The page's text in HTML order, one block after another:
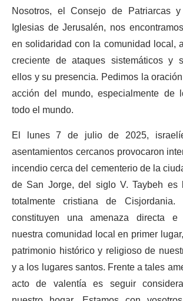
Nosotros, el Consejo de Patriarcas
Iglesias de Jerusalén, nos
en solidaridad con la comunidad local,
creciente de ataques sistemáticos y
ellos y su presencia. Pedimos la
acción del mundo, especialmente de
todo el mundo.
El lunes 7 de julio de 2025,
asentamientos cercanos provocaron
incendio cerca del cementerio de la
de San Jorge, del siglo V. Taybeh
totalmente cristiana de Cisjordania.
constituyen una amenaza directa
nuestra comunidad local en primer
patrimonio histórico y religioso de
y a los lugares santos. Frente a tales
acto de valentía es seguir